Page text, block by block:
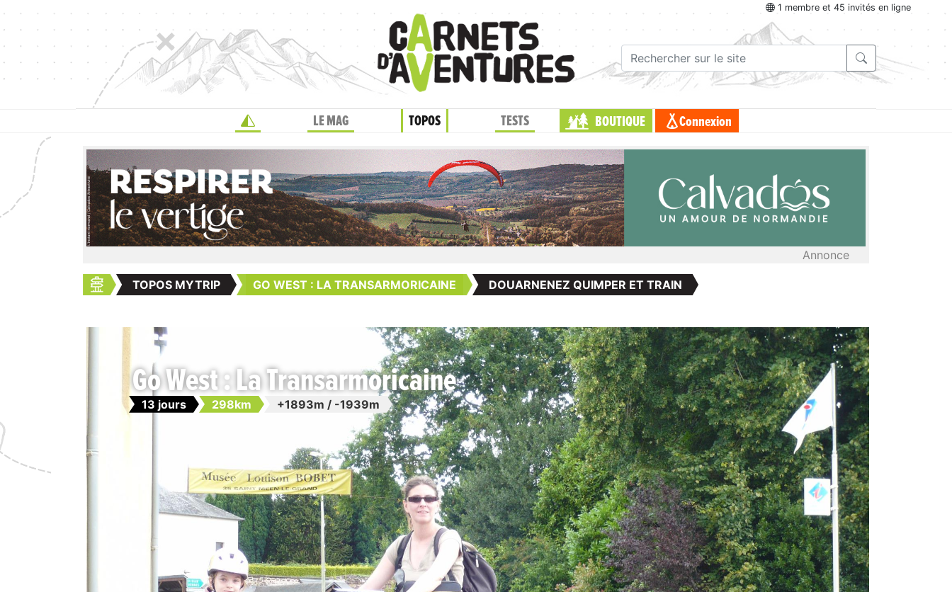
1 membre et 45 invités en ligne
LE MAG TOPOS TESTS BOUTIQUE Connexion
Annonce
TOPOS MYTRIP GO WEST : LA TRANSARMORICAINE DOUARNENEZ QUIMPER ET TRAIN
Go West : La Transarmoricaine
13 jours 298km +1893m / -1939m